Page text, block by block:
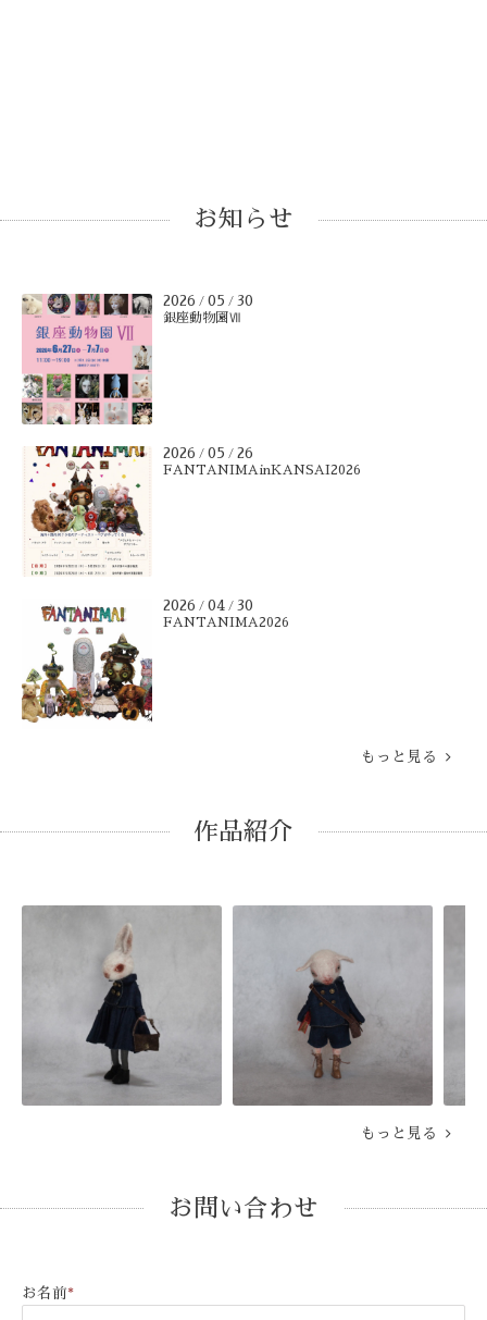
お知らせ
2026 / 05 / 30
銀座動物園Ⅶ
2026 / 05 / 26
FANTANIMAinKANSAI2026
2026 / 04 / 30
FANTANIMA2026
もっと見る
作品紹介
もっと見る
お問い合わせ
お名前*